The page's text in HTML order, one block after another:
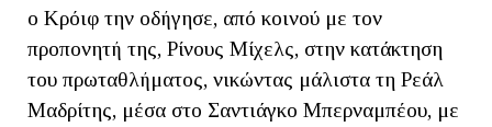
ο Κρόιφ την οδήγησε, από κοινού με τον
προπονητή της, Ρίνους Μίχελς, στην κατάκτηση
του πρωταθλήματος, νικώντας μάλιστα τη Ρεάλ
Μαδρίτης, μέσα στο Σαντιάγκο Μπερναμπέου, με